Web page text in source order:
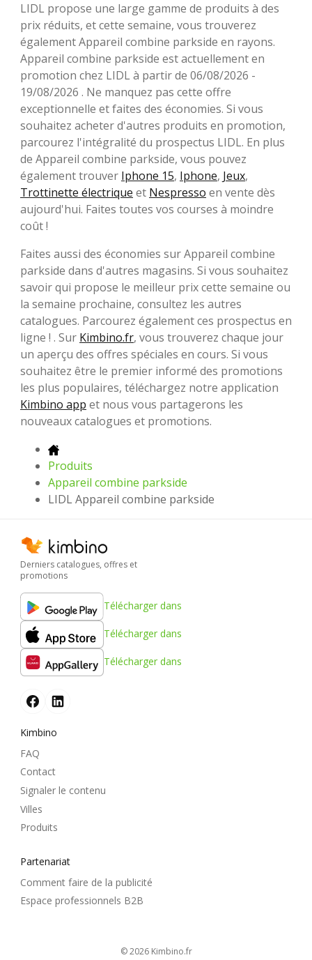
LIDL propose une large gamme de produits à des
prix réduits, et cette semaine, vous trouverez
également Appareil combine parkside en rayons.
Appareil combine parkside est actuellement en
promotion chez LIDL à partir de 06/08/2026 -
19/08/2026 . Ne manquez pas cette offre
exceptionnelle et faites des économies. Si vous
souhaitez acheter d'autres produits en promotion,
parcourez l'intégralité du prospectus LIDL. En plus
de Appareil combine parkside, vous pouvez
également trouver Iphone 15, Iphone, Jeux,
Trottinette électrique et Nespresso en vente dès
aujourd'hui. Faites toutes vos courses à moindre
coût !
Faites aussi des économies sur Appareil combine
parkside dans d'autres magasins. Si vous souhaitez
savoir qui propose le meilleur prix cette semaine ou
la semaine prochaine, consultez les autres
catalogues. Parcourez également ces prospectus en
ligne ! . Sur Kimbino.fr, vous trouverez chaque jour
un aperçu des offres spéciales en cours. Si vous
souhaitez être le premier informé des promotions
les plus populaires, téléchargez notre application
Kimbino app et nous vous partagerons les
nouveaux catalogues et promotions.
Produits
Appareil combine parkside
LIDL Appareil combine parkside
Derniers catalogues, offres et
promotions
Télécharger dans
Télécharger dans
Télécharger dans
Kimbino
FAQ
Contact
Signaler le contenu
Villes
Produits
Partenariat
Comment faire de la publicité
Espace professionnels B2B
© 2026 kimbino.fr